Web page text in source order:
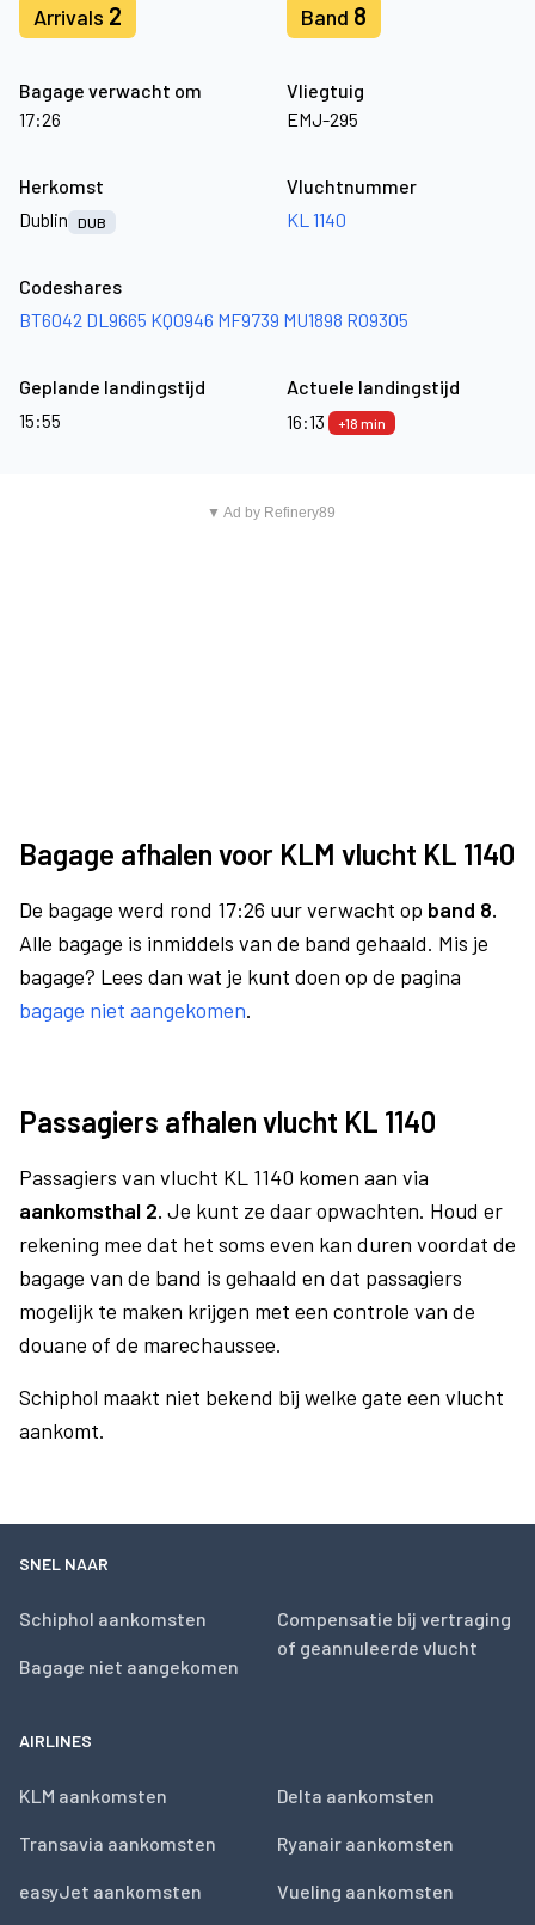
Arrivals 2 Band 8
Bagage verwacht om
17:26
Vliegtuig
EMJ-295
Herkomst
Dublin
DUB
Vluchtnummer
KL 1140
Codeshares
BT6042 DL9665 KQ0946 MF9739 MU1898 RO9305
Geplande landingstijd
15:55
Actuele landingstijd
16:13
+18 min
▼ Ad by Refinery89
Bagage afhalen voor KLM vlucht KL 1140
De bagage werd rond 17:26 uur verwacht op band 8.
Alle bagage is inmiddels van de band gehaald. Mis je
bagage? Lees dan wat je kunt doen op de pagina
bagage niet aangekomen.
Passagiers afhalen vlucht KL 1140
Passagiers van vlucht KL 1140 komen aan via
aankomsthal 2. Je kunt ze daar opwachten. Houd er
rekening mee dat het soms even kan duren voordat de
bagage van de band is gehaald en dat passagiers
mogelijk te maken krijgen met een controle van de
douane of de marechaussee.
Schiphol maakt niet bekend bij welke gate een vlucht
aankomt.
SNEL NAAR
Schiphol aankomsten
Bagage niet aangekomen
Compensatie bij vertraging
of geannuleerde vlucht
AIRLINES
KLM aankomsten
Transavia aankomsten
easyJet aankomsten
Delta aankomsten
Ryanair aankomsten
Vueling aankomsten